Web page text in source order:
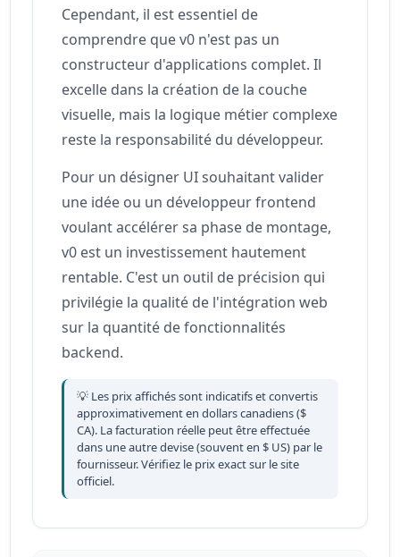
Cependant, il est essentiel de
comprendre que v0 n'est pas un
constructeur d'applications complet. Il
excelle dans la création de la couche
visuelle, mais la logique métier complexe
reste la responsabilité du développeur.
Pour un désigner UI souhaitant valider
une idée ou un développeur frontend
voulant accélérer sa phase de montage,
v0 est un investissement hautement
rentable. C'est un outil de précision qui
privilégie la qualité de l'intégration web
sur la quantité de fonctionnalités
backend.
💡 Les prix affichés sont indicatifs et convertis
approximativement en dollars canadiens ($
CA). La facturation réelle peut être effectuée
dans une autre devise (souvent en $ US) par le
fournisseur. Vérifiez le prix exact sur le site
officiel.